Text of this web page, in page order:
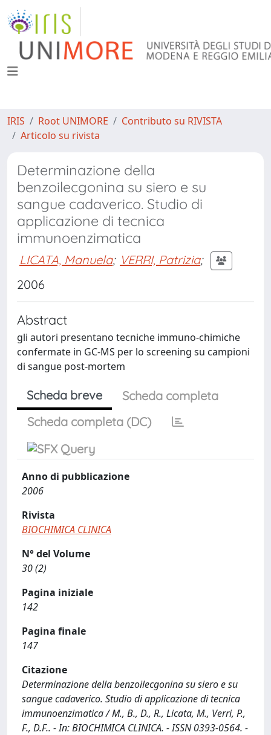
IRIS Root UNIMORE
Contributo su RIVISTA
Articolo su rivista
Determinazione della
benzoilecgonina su siero e su
sangue cadaverico. Studio di
applicazione di tecnica
immunoenzimatica
LICATA, Manuela; VERRI, Patrizia;
2006
Abstract
gli autori presentano tecniche immuno-chimiche
confermate in GC-MS per lo screening su campioni
di sangue post-mortem
Scheda breve
Scheda completa
Scheda completa (DC)
Anno di pubblicazione
2006
Rivista
BIOCHIMICA CLINICA
N° del Volume
30 (2)
Pagina iniziale
142
Pagina finale
147
Citazione
Determinazione della benzoilecgonina su siero e su
sangue cadaverico. Studio di applicazione di tecnica
immunoenzimatica / M., B., D., R., Licata, M., Verri, P.,
F., D.F.. - In: BIOCHIMICA CLINICA. - ISSN 0393-0564. -